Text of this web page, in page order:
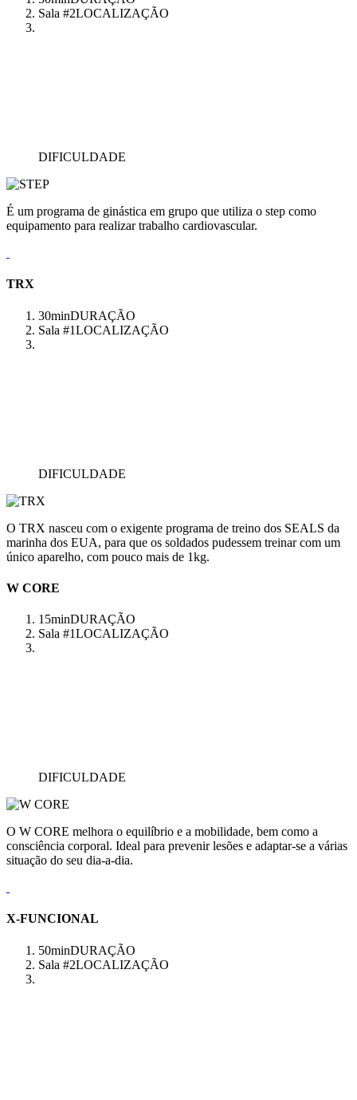
Sala #2LOCALIZAÇÃO
DIFICULDADE
É um programa de ginástica em grupo que utiliza o step como
equipamento para realizar trabalho cardiovascular.
TRX
30minDURAÇÃO
Sala #1LOCALIZAÇÃO
DIFICULDADE
O TRX nasceu com o exigente programa de treino dos SEALS da
marinha dos EUA, para que os soldados pudessem treinar com um
único aparelho, com pouco mais de 1kg.
W CORE
15minDURAÇÃO
Sala #1LOCALIZAÇÃO
DIFICULDADE
O W CORE melhora o equilíbrio e a mobilidade, bem como a
consciência corporal. Ideal para prevenir lesões e adaptar-se a várias
situação do seu dia-a-dia.
X-FUNCIONAL
50minDURAÇÃO
Sala #2LOCALIZAÇÃO